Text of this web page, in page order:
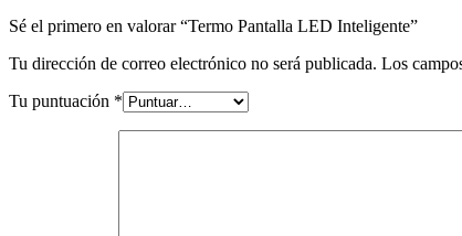
Sé el primero en valorar “Termo Pantalla LED Inteligente”
Tu dirección de correo electrónico no será publicada. Los
Tu puntuación *